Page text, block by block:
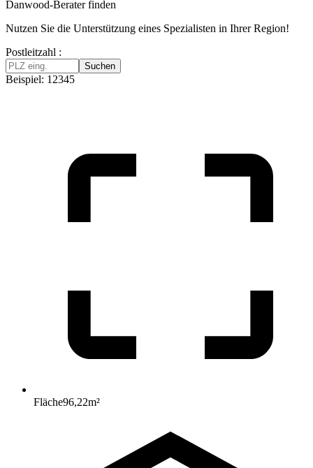
Danwood-Berater finden
Nutzen Sie die Unterstützung eines Spezialisten in Ihrer Region!
Postleitzahl :
Suchen
Beispiel: 12345
Fläche96,22m²